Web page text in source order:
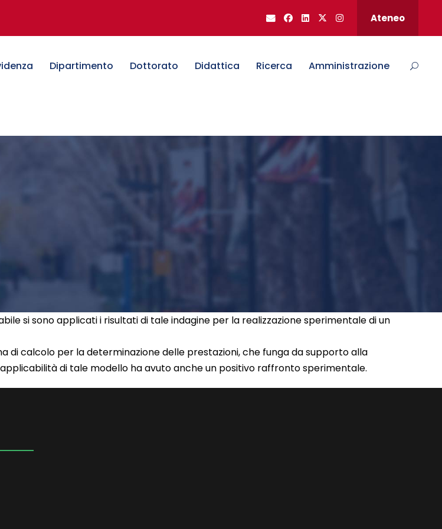
Ateneo
Dipartimento Dottorato Didattica Ricerca Amministrazione
si sono applicati i risultati di tale indagine per la realizzazione sperimentale di un
calcolo per la determinazione delle prestazioni, che funga da supporto alla
di tale modello ha avuto anche un positivo raffronto sperimentale.